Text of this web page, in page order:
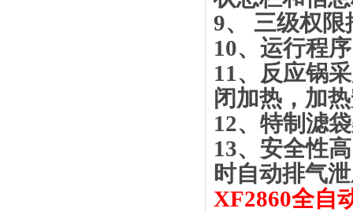
9、
三级权限
10、 运行程
11、 反应锅
闭加热，加
12、 特制滤
13、 安全性
时自动排气
XF2860全自